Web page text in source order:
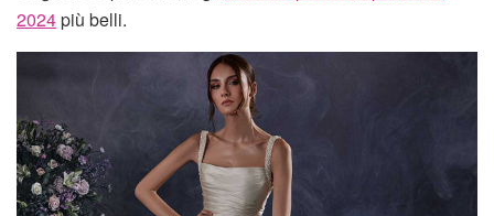
2024più belli.